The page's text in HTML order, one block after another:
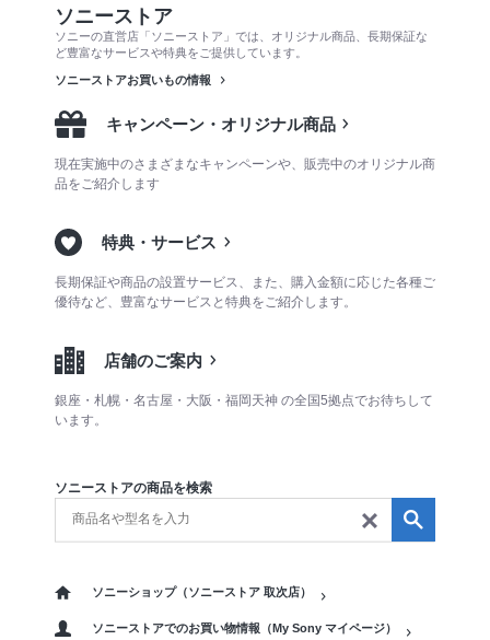
ソニーストア
ソニーの直営店「ソニーストア」では、オリジナル商品、長期保証な
ど豊富なサービスや特典をご提供しています。
ソニーストアお買いもの情報
キャンペーン・オリジナル商品
現在実施中のさまざまなキャンペーンや、販売中のオリジナル商
品をご紹介します
特典・サービス
長期保証や商品の設置サービス、また、購入金額に応じた各種ご
優待など、豊富なサービスと特典をご紹介します。
店舗のご案内
銀座・札幌・名古屋・大阪・福岡天神 の全国5拠点でお待ちして
います。
ソニーストアの商品を検索
ソニーショップ（ソニーストア 取次店）
ソニーストアでのお買い物情報（My Sony マイページ）